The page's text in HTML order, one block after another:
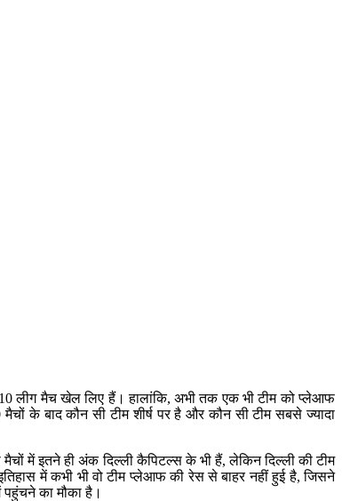
10 लीग मैच खेल लिए हैं। हालांकि, अभी तक एक भी टीम को प्लेआफ
के बाद कौन सी टीम शीर्ष पर है और कौन सी टीम सबसे ज्यादा
में इतने ही अंक दिल्ली कैपिटल्स के भी हैं, लेकिन दिल्ली की टीम
में कभी भी वो टीम प्लेआफ की रेस से बाहर नहीं हुई है, जिसने
का मौका है।